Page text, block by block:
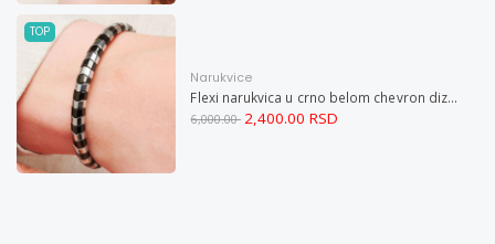
TOP
Narukvice
Flexi narukvica u crno belom chevron dizajnu M
6,000.00 2,400.00 RSD